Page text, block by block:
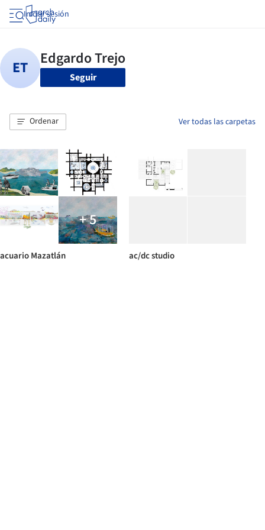
Iniciar sesión
Seguir
Ordenar Ver todas las carpetas
+ 5
acuario Mazatlán ac/dc studio